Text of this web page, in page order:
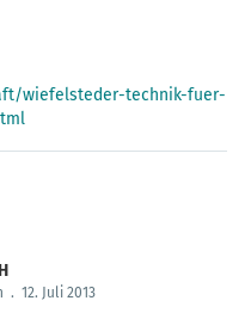
wiefelsteder-technik-fuer-
. 12. Juli 2013